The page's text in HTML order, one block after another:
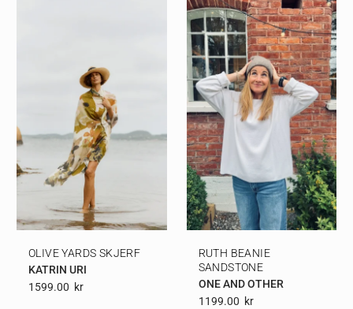
OLIVE YARDS SKJERF
KATRIN URI
1599.00 Kr
RUTH BEANIE
SANDSTONE
ONE AND OTHER
1199.00 Kr